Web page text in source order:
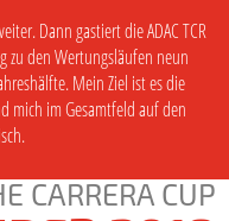
Dann gastiert die ADAC TCR
zu den Wertungsläufen neun
Mein Ziel ist es die
mich im Gesamtfeld auf den
CARRERA CUP